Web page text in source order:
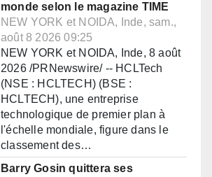
monde selon le magazine TIME
NEW YORK et NOIDA, Inde, sam.,
août 8 2026 09:25
NEW YORK et NOIDA, Inde, 8 août
2026 /PRNewswire/ -- HCLTech
(NSE : HCLTECH) (BSE :
HCLTECH), une entreprise
technologique de premier plan à
l'échelle mondiale, figure dans le
classement des…
Barry Gosin quittera ses